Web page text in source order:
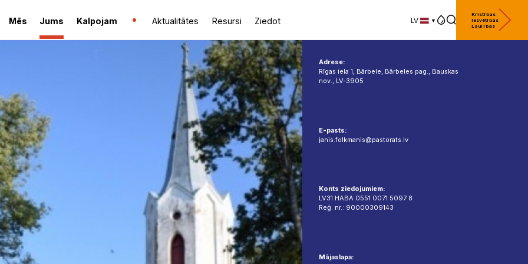
Mēs Jums Kalpojam Aktualitātes Resursi Ziedot
LV
Kristības
Iesvētības
Laulības
Adrese:
Rīgas iela 1, Bārbele, Bārbeles pag., Bauskas
nov., LV-3905
E-pasts:
janis.folkmanis@pastorats.lv
Konts ziedojumiem:
LV31 HABA 0551 0071 5097 8
Reģ. nr.: 90000309143
Mājaslapa: